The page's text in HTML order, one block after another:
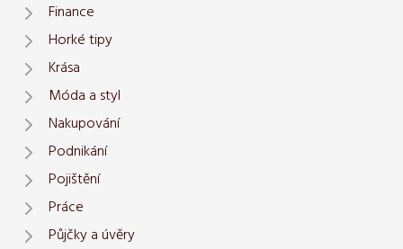
Finance
Horké tipy
Krása
Móda a styl
Nakupování
Podnikání
Pojištění
Práce
Půjčky a úvěry